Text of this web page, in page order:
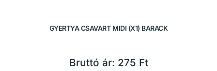
GYERTYA CSAVART MIDI (X1) BARACK
Bruttó ár: 275 Ft